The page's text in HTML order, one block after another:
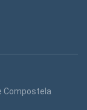
Compostela